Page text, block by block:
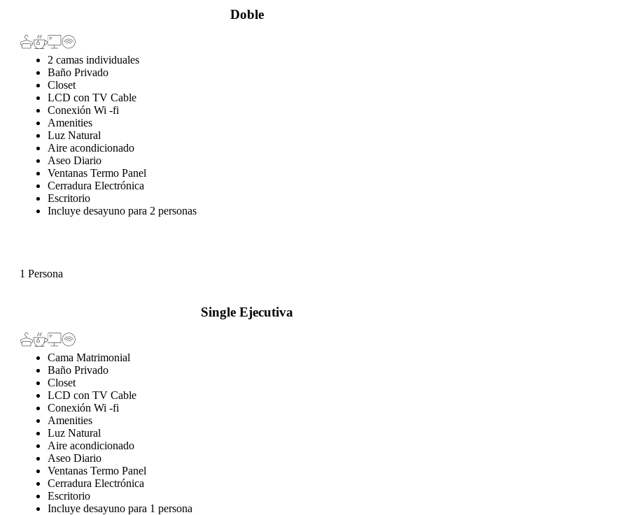
Doble
2 camas individuales
Baño Privado
Closet
LCD con TV Cable
Conexión Wi -fi
Amenities
Luz Natural
Aire acondicionado
Aseo Diario
Ventanas Termo Panel
Cerradura Electrónica
Escritorio
Incluye desayuno para 2 personas
1 Persona
Single Ejecutiva
Cama Matrimonial
Baño Privado
Closet
LCD con TV Cable
Conexión Wi -fi
Amenities
Luz Natural
Aire acondicionado
Aseo Diario
Ventanas Termo Panel
Cerradura Electrónica
Escritorio
Incluye desayuno para 1 persona